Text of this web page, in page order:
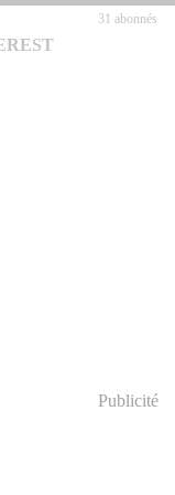
31 abonnés
Publicité